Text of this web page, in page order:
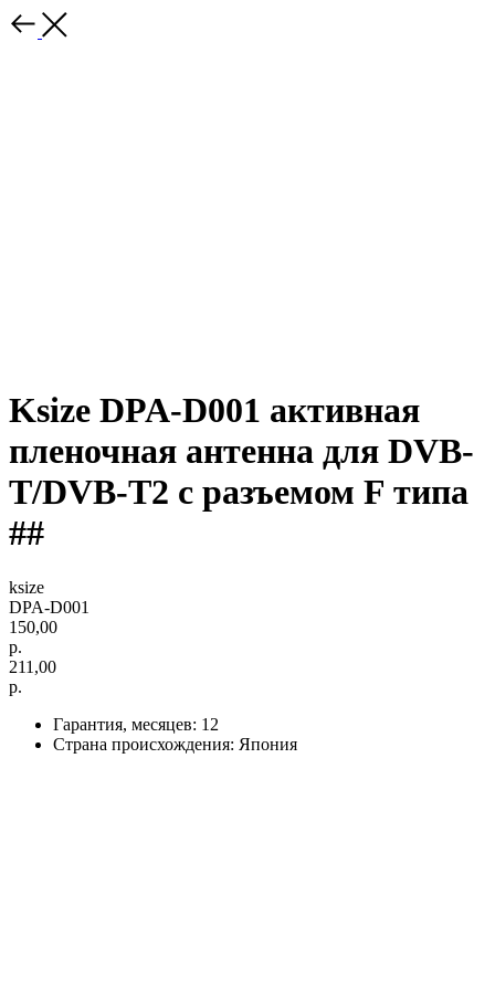
Ksize DPA-D001 активная
пленочная антенна для DVB-
T/DVB-T2 с разъемом F типа
##
ksize
DPA-D001
150,00
р.
211,00
р.
Гарантия, месяцев: 12
Страна происхождения: Япония